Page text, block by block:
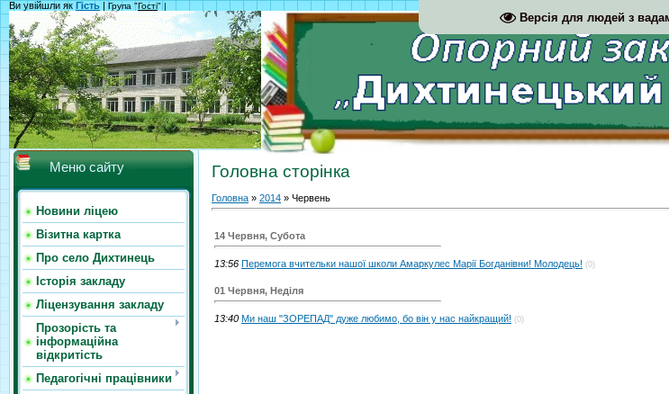
Версія для людей з
Ви увійшли як Гість | Група "Гості" |
Меню сайту
Новини ліцею
Візитна картка
Про село Дихтинець
Історія закладу
Ліцензування закладу
Прозорість та
інформаційна
відкритість
Педагогічні працівники
Головна сторінка
Головна » 2014 » Червень
14 Червня, Субота
13:56 Перемога вчительки нашої школи Амаркулес Марії Богданівни! Молодець! (0)
01 Червня, Неділя
13:40 Ми наш "ЗОРЕПАД" дуже любимо, бо він у нас найкращий! (0)